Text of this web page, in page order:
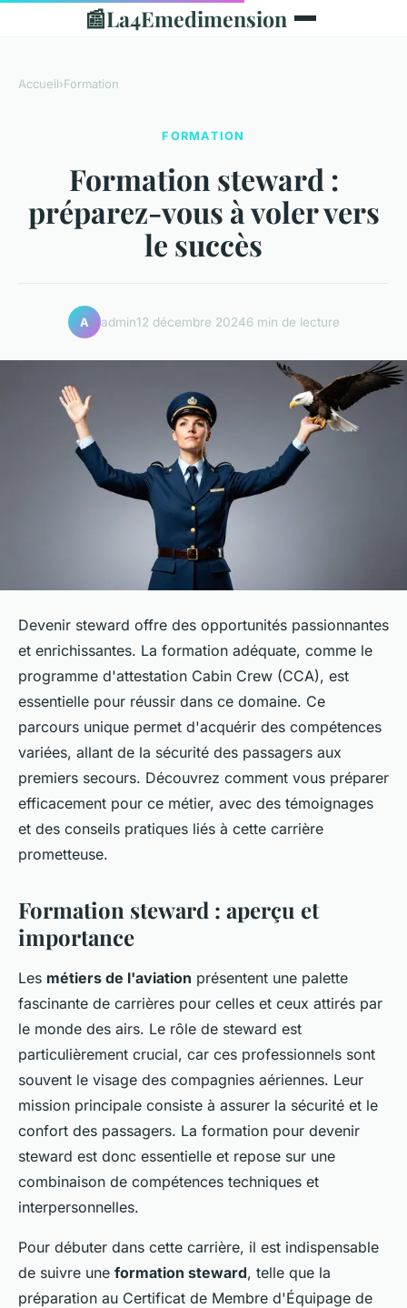
📰La4Emedimension
Accueil›Formation
FORMATION
Formation steward :
préparez-vous à voler vers
le succès
A admin12 décembre 20246 min de lecture
Devenir steward offre des opportunités passionnantes
et enrichissantes. La formation adéquate, comme le
programme d'attestation Cabin Crew (CCA), est
essentielle pour réussir dans ce domaine. Ce
parcours unique permet d'acquérir des compétences
variées, allant de la sécurité des passagers aux
premiers secours. Découvrez comment vous préparer
efficacement pour ce métier, avec des témoignages
et des conseils pratiques liés à cette carrière
prometteuse.
Formation steward : aperçu et
importance
Les métiers de l'aviation présentent une palette
fascinante de carrières pour celles et ceux attirés par
le monde des airs. Le rôle de steward est
particulièrement crucial, car ces professionnels sont
souvent le visage des compagnies aériennes. Leur
mission principale consiste à assurer la sécurité et le
confort des passagers. La formation pour devenir
steward est donc essentielle et repose sur une
combinaison de compétences techniques et
interpersonnelles.
Pour débuter dans cette carrière, il est indispensable
de suivre une formation steward, telle que la
préparation au Certificat de Membre d'Équipage de